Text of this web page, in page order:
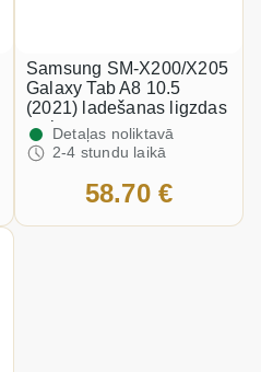
Samsung SM-X200/X205
Galaxy Tab A8 10.5
(2021) ladešanas ligzdas
maiņaDetaļas noliktavā
2-4 stundu laikā
58.70 €